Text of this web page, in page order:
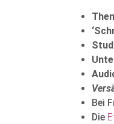
Bei
Die